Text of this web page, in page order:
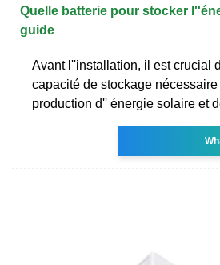
Quelle batterie pour stocker
guide
Avant l''installation, il est crucial
capacité de stockage
production d'' énergie solaire et